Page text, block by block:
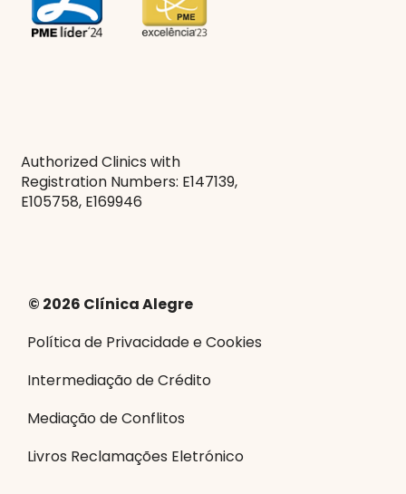
Authorized Clinics with
Registration Numbers: E147139,
E105758, E169946
© 2026 Clínica Alegre
Política de Privacidade e Cookies
Livros Reclamações Eletrónico
Intermediação de Crédito
Mediação de Conflitos